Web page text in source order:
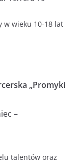
w wieku 10-18 lat
„Promyki
–
talentów oraz